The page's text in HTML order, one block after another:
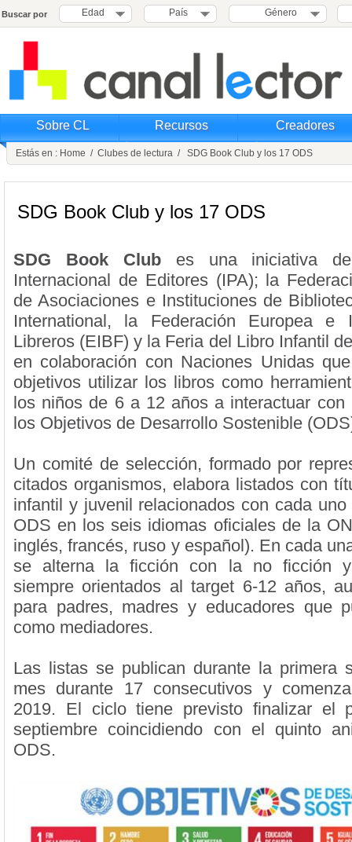
Buscar por Edad País Género
Sobre CL Recursos Creadores
Estás en : Home / Clubes de lectura / SDG Book Club y los 17 ODS
SDG Book Club y los 17 ODS
SDG Book Clubes una iniciativa de
Internacional de Editores (IPA); la
de Asociaciones e Instituciones de
International, la Federación Europea e
Libreros (EIBF) y la Feria del Libro Infantil
en colaboración con Naciones Unidas
objetivos utilizar los libros como
los niños de 6 a 12 años a interactuar con
los Objetivos de Desarrollo Sostenible
Un comité de selección, formado por
citados organismos, elabora listados con
infantil y juvenil relacionados con cada
ODS en los seis idiomas oficiales de la
inglés, francés, ruso y español). En cada
se alterna la ficción con la no ficción y
siempre orientados al target 6-12 años,
para padres, madres y educadores que
como mediadores.
Las listas se publican durante la primera
mes durante 17 consecutivos y
2019. El ciclo tiene previsto finalizar el
septiembre coincidiendo con el quinto
ODS.